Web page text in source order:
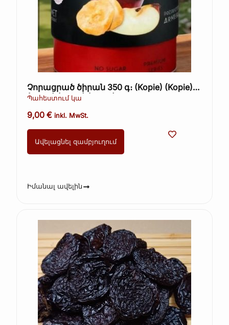
Չորացրած ծիրան 350 գ։ (Kopie) (Kopie)
(Kopie) (Kopie) (Kopie)
Պահեստում կա
9,00€ inkl. MwSt.
Ավելացնել զամբյուղում
Իմանալ ավելին